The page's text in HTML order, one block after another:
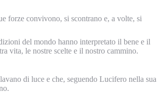
forze convivono, si scontrano e, a volte, si
del mondo hanno interpretato il bene e il
vita, le nostre scelte e il nostro cammino.
di luce e che, seguendo Lucifero nella sua